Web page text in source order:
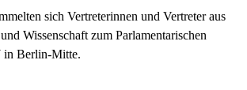
sich Vertreterinnen und Vertreter aus
Wissenschaft zum Parlamentarischen
in Berlin-Mitte.